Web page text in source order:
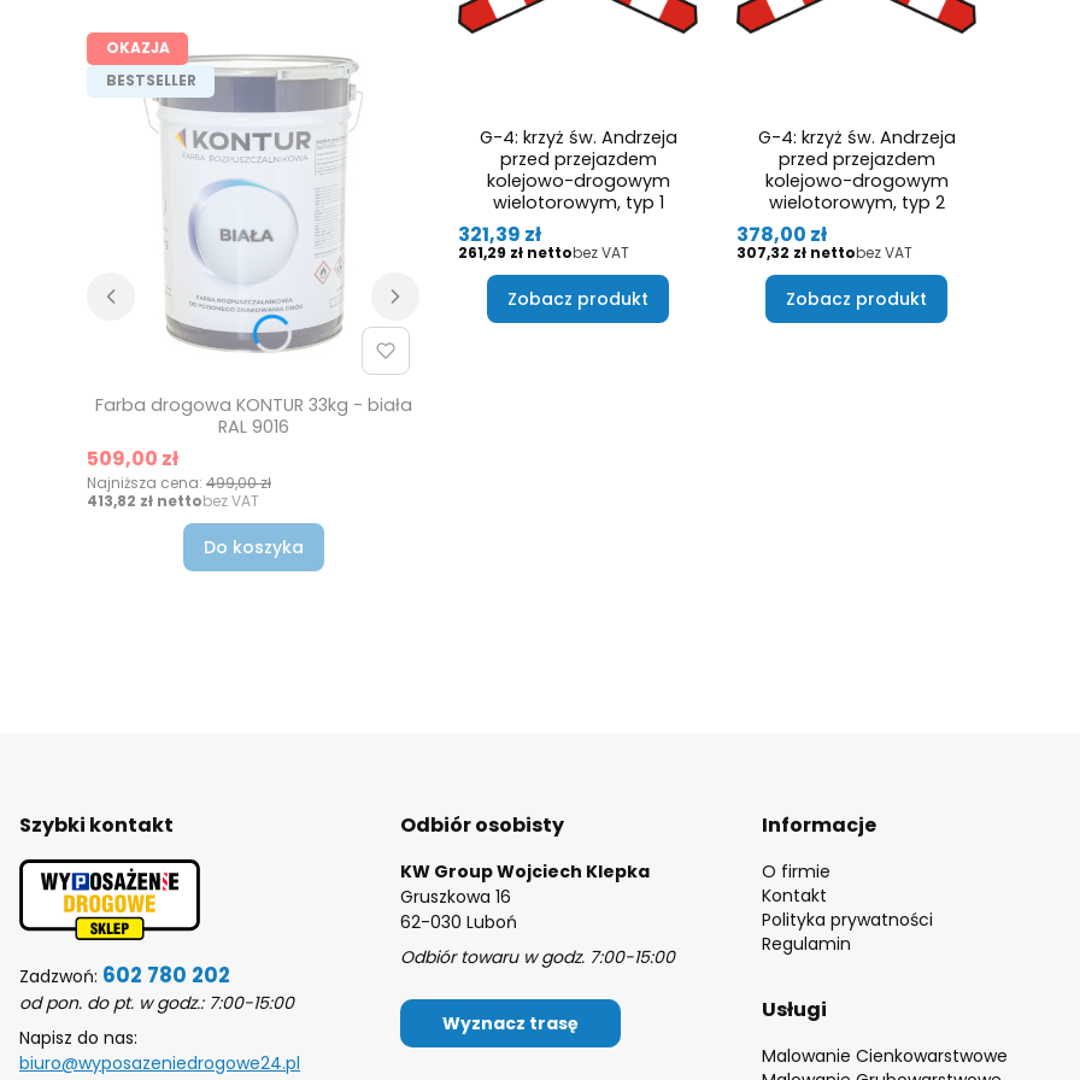
OKAZJA
BESTSELLER
Farba drogowa KONTUR 33kg - biała
RAL 9016
Cena promocyjna
509,00 zł
Najniższa cena: 499,00 zł
Cena
413,82 zł bez VAT
Do koszyka
G-4: krzyż św. Andrzeja
przed przejazdem
kolejowo-drogowym
wielotorowym, typ 1
Cena
321,39 zł
Cena
261,29 zł bez VAT
Zobacz produkt
G-4: krzyż św. Andrzeja
przed przejazdem
kolejowo-drogowym
wielotorowym, typ 2
Cena
378,00 zł
Cena
307,32 zł bez VAT
Zobacz produkt
Szybki kontakt
Zadzwoń: 602 780 202
od pon. do pt. w godz.: 7:00-15:00
Napisz do nas:
biuro@wyposazeniedrogowe24.pl
Odbiór osobisty
KW Group Wojciech Klepka
Gruszkowa 16
62-030 Luboń
Odbiór towaru w godz. 7:00-15:00
Wyznacz trasę
Linki w stopce
Informacje
O firmie
Kontakt
Polityka prywatności
Regulamin
Usługi
Malowanie Cienkowarstwowe